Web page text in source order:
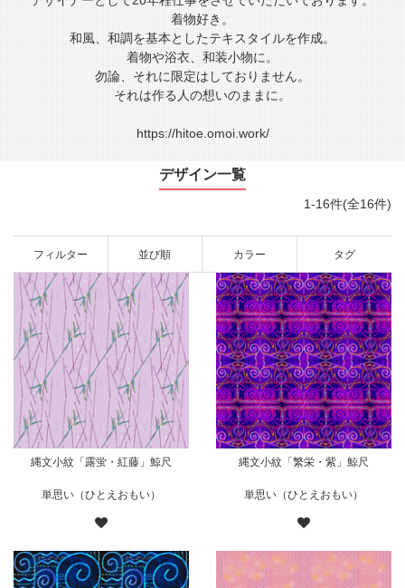
着物好き。
和風、和調を基本としたテキスタイルを作成。
着物や浴衣、和装小物に。
勿論、それに限定はしておりません。
それは作る人の想いのままに。
https://hitoe.omoi.work/
デザイン一覧
1-16件(全16件)
フィルター 並び順 カラー タグ
縄文小紋「露蛍・紅藤」鯨尺
単思い（ひとえおもい）
縄文小紋「繁栄・紫」鯨尺
単思い（ひとえおもい）